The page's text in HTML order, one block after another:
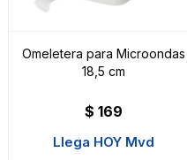
Omeletera para Microondas
18,5 cm
$ 169
Llega HOY Mvd